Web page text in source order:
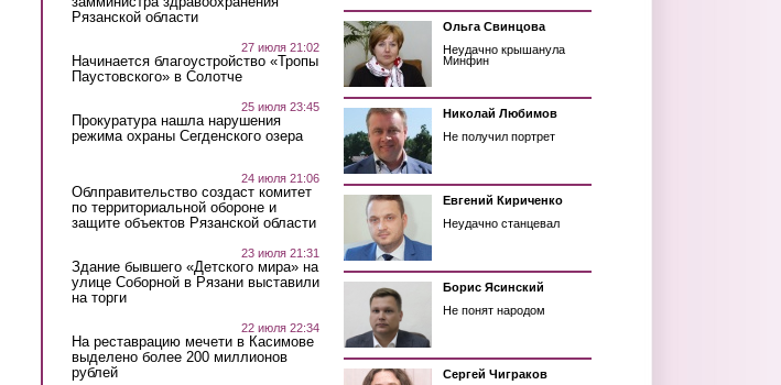
Рязанской области
27 июля 21:02
Начинается благоустройство «Тропы
Паустовского» в Солотче
25 июля 23:45
Прокуратура нашла нарушения
режима охраны Сегденского озера
24 июля 21:06
Облправительство создаст комитет
по территориальной обороне и
защите объектов Рязанской области
23 июля 21:31
Здание бывшего «Детского мира» на
улице Соборной в Рязани выставили
на торги
22 июля 22:34
На реставрацию мечети в Касимове
выделено более 200 миллионов
рублей
Ольга Свинцова
Неудачно крышанула
Минфин
Николай Любимов
Не получил портрет
Евгений Кириченко
Неудачно станцевал
Борис Ясинский
Не понят народом
Сергей Чиграков